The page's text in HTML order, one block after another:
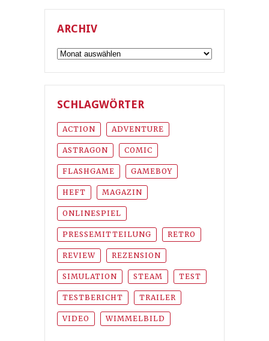
ARCHIV
Archiv
SCHLAGWÖRTER
ACTION ADVENTURE
ASTRAGON COMIC
FLASHGAME GAMEBOY
HEFT MAGAZIN
ONLINESPIEL
PRESSEMITTEILUNG RETRO
REVIEW REZENSION
SIMULATION STEAM TEST
TESTBERICHT TRAILER
VIDEO WIMMELBILD